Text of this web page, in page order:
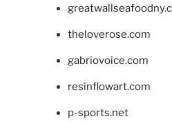
theloverose.com
gabriovoice.com
resinflowart.com
p-sports.net